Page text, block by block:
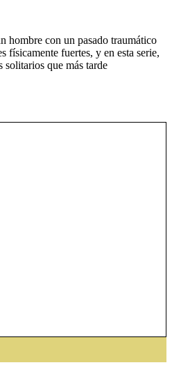
hombre con un pasado traumático
físicamente fuertes, y en esta serie,
solitarios que más tarde